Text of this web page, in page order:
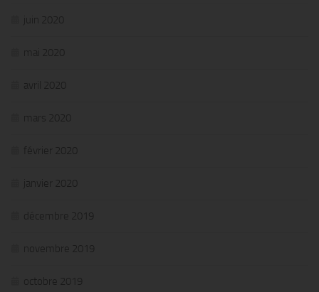
juin 2020
mai 2020
avril 2020
mars 2020
février 2020
janvier 2020
décembre 2019
novembre 2019
octobre 2019